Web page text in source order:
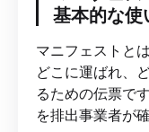
基本的な使
マニフェストと
どこに運ばれ、
るための伝票で
を排出事業者が